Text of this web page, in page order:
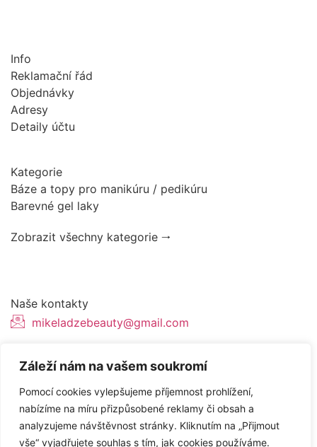
Záleží nám na vašem soukromí
Pomocí cookies vylepšujeme příjemnost prohlížení,
nabízíme na míru přizpůsobené reklamy či obsah a
analyzujeme návštěvnost stránky. Kliknutím na „Přijmout
vše“ vyjadřujete souhlas s tím, jak cookies používáme.
Info
Reklamační řád
Objednávky
Adresy
Detaily účtu
Kategorie
Báze a topy pro manikúru / pedikúru
Barevné gel laky
Zobrazit všechny kategorie 🠂
Naše kontakty
mikeladzebeauty@gmail.com
Tvorba webových stránek odTopranker.cz